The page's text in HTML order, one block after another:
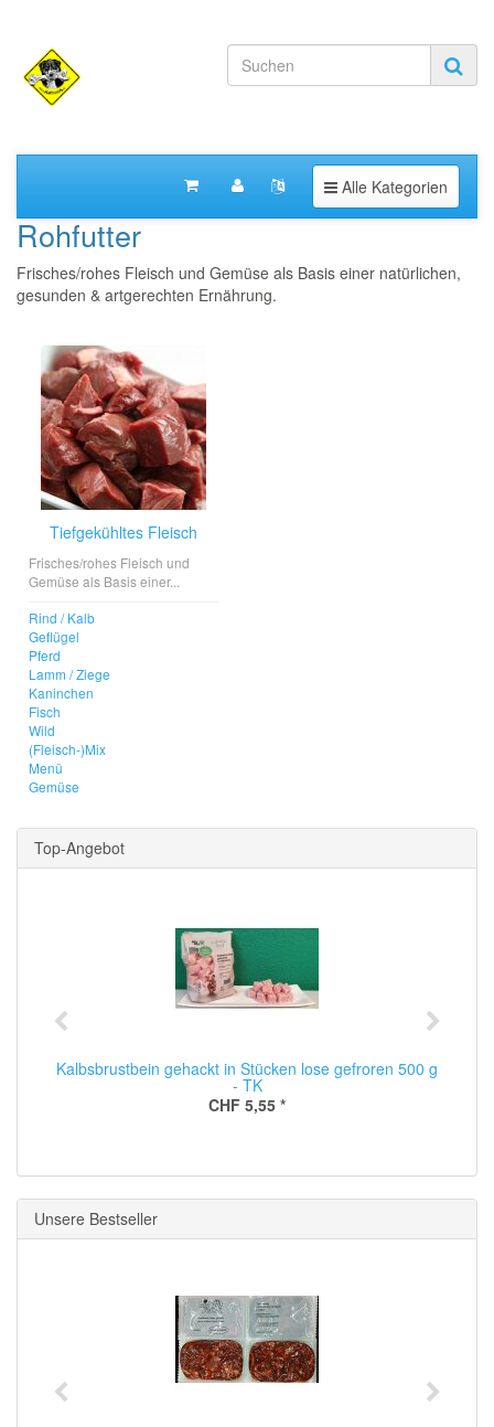
Toggle navigation
Alle Kategorien
Rohfutter
Frisches/rohes Fleisch und Gemüse als Basis einer natürlichen,
gesunden & artgerechten Ernährung.
Tiefgekühltes Fleisch
Frisches/rohes Fleisch und
Gemüse als Basis einer...
Rind / Kalb
Geflügel
Pferd
Lamm / Ziege
Kaninchen
Fisch
Wild
(Fleisch-)Mix
Menü
Gemüse
Top-Angebot
Kalbsbrustbein gehackt in Stücken lose gefroren 500 g
- TK
CHF 5,55 *
Unsere Bestseller